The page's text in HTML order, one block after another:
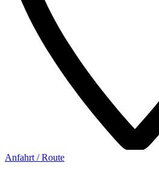
Anfahrt / Route